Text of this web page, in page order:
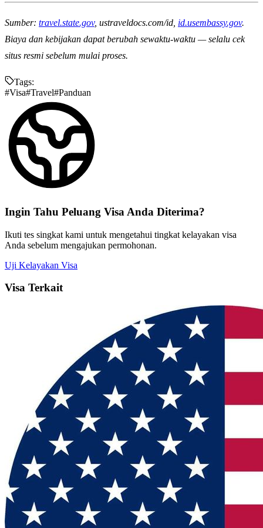
Sumber: travel.state.gov, ustraveldocs.com/id, id.usembassy.gov.
Biaya dan kebijakan dapat berubah sewaktu-waktu — selalu cek
situs resmi sebelum mulai proses.
Tags:
#Visa#Travel#Panduan
Ingin Tahu Peluang Visa Anda Diterima?
Ikuti tes singkat kami untuk mengetahui tingkat kelayakan visa
Anda sebelum mengajukan permohonan.
Uji Kelayakan Visa
Visa Terkait